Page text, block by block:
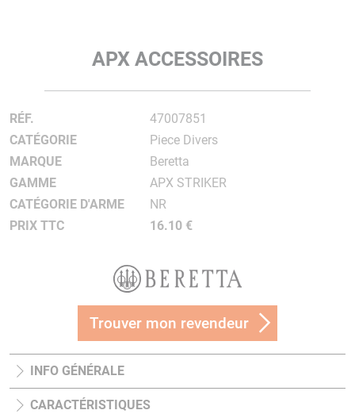
APX ACCESSOIRES
RÉF.
47007851
CATÉGORIE
Piece Divers
MARQUE
Beretta
GAMME
APX STRIKER
CATÉGORIE D'ARME
NR
PRIX TTC
16.10 €
Trouver mon revendeur
INFO GÉNÉRALE
CARACTÉRISTIQUES